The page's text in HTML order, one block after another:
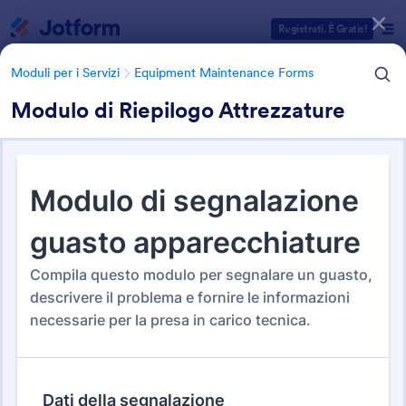
Registrati. È Gratis!
Moduli per i Servizi Equipment Maintenance Forms
Modulo di Riepilogo Attrezzature
Moduli per i Servizi Equipment Maintenance Forms
Equipment Maintenance
Forms
26 Template
Categorie Template Moduli